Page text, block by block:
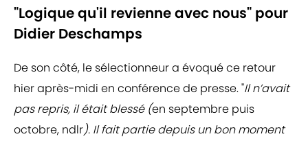
"Logique qu'il revienne avec nous" pour
Didier Deschamps
De son côté, le sélectionneur a évoqué ce retour
hier après-midi en conférence de presse. "Il n’avait
pas repris, il était blessé (en septembre puis
octobre, ndlr). Il fait partie depuis un bon moment